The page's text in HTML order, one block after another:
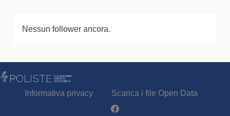
Nessun follower ancora.
Informativa privacy
Scarica i file Open Data
Partecipa - Poliste su Facebook